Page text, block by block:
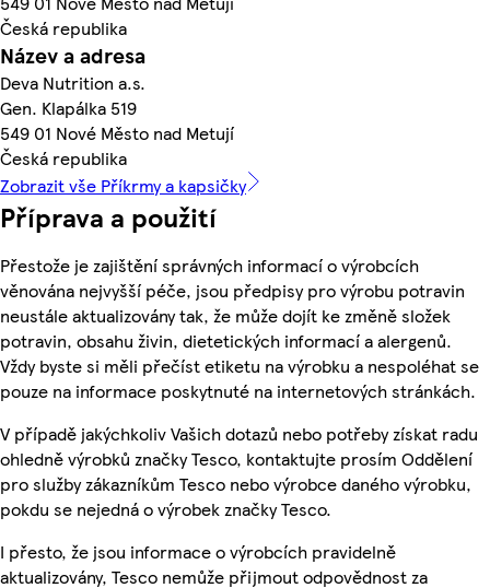
Česká republika
Název a adresa
Deva Nutrition a.s.
Gen. Klapálka 519
549 01 Nové Město nad Metují
Česká republika
Zobrazit vše Příkrmy a kapsičky
Příprava a použití
Přestože je zajištění správných informací o výrobcích
věnována nejvyšší péče, jsou předpisy pro výrobu potravin
neustále aktualizovány tak, že může dojít ke změně složek
potravin, obsahu živin, dietetických informací a alergenů.
Vždy byste si měli přečíst etiketu na výrobku a nespoléhat se
pouze na informace poskytnuté na internetových stránkách.
V případě jakýchkoliv Vašich dotazů nebo potřeby získat radu
ohledně výrobků značky Tesco, kontaktujte prosím Oddělení
pro služby zákazníkům Tesco nebo výrobce daného výrobku,
pokdu se nejedná o výrobek značky Tesco.
I přesto, že jsou informace o výrobcích pravidelně
aktualizovány, Tesco nemůže přijmout odpovědnost za